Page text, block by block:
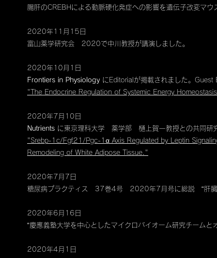
腸肝のCREBHによる動脈硬化発症への影響を遺伝子改変マウ
2020年11月15日
​富山薬学研究会 2020で中川教授が講演しました。
2020年10月1日
Frontiers in Physiology にEditorialが掲載されました。Guest
"The Endocrine Regulation of Systemic Energy
2020年7月10日
Nutrients に東京理科大学 薬学部 樋上賀一教授との共同研
"Srebp-1c/Fgf21/Pgc-1α Axis Regulated by Leptin
Remodeling of White Adipose Tissue."
2020年7月7日
糖尿病プラクティス 37巻4号 2020年7月号に総説 “肝臓
2020年6月16日
“慶應義塾大学を中心としたマイクロバイオーム研究チーム
2020年4月1日